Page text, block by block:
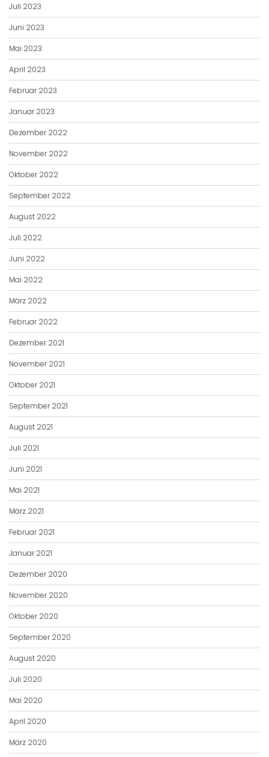
Juli 2023
Juni 2023
Mai 2023
April 2023
Februar 2023
Januar 2023
Dezember 2022
November 2022
Oktober 2022
September 2022
August 2022
Juli 2022
Juni 2022
Mai 2022
März 2022
Februar 2022
Dezember 2021
November 2021
Oktober 2021
September 2021
August 2021
Juli 2021
Juni 2021
Mai 2021
März 2021
Februar 2021
Januar 2021
Dezember 2020
November 2020
Oktober 2020
September 2020
August 2020
Juli 2020
Mai 2020
April 2020
März 2020